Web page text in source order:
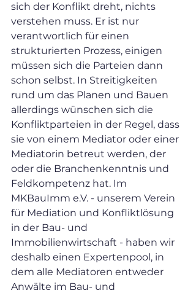
sich der Konflikt dreht, nichts
verstehen muss. Er ist nur
verantwortlich für einen
strukturierten Prozess, einigen
müssen sich die Parteien dann
schon selbst. In Streitigkeiten
rund um das Planen und Bauen
allerdings wünschen sich die
Konfliktparteien in der Regel, dass
sie von einem Mediator oder einer
Mediatorin betreut werden, der
oder die Branchenkenntnis und
Feldkompetenz hat. Im
MKBauImm e.V. - unserem Verein
für Mediation und Konfliktlösung
in der Bau- und
Immobilienwirtschaft - haben wir
deshalb einen Expertenpool, in
dem alle Mediatoren entweder
Anwälte im Bau- und